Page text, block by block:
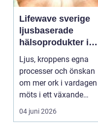
Lifewave sverige
ljusbaserade
hälsoprodukter i
fokus
Ljus, kroppens egna
processer och önskan
om mer ork i vardagen
möts i ett växande
intresse för fotot...
04 juni 2026